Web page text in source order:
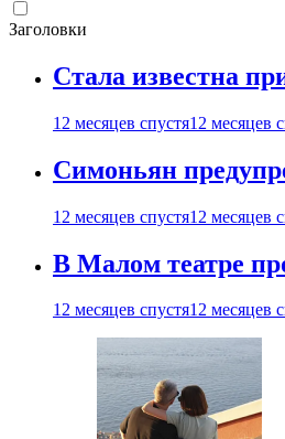
Заголовки
Стала известна
12 месяцев спустя12 месяцев
Симоньян
12 месяцев спустя12 месяцев
В Малом театре
12 месяцев спустя12 месяцев